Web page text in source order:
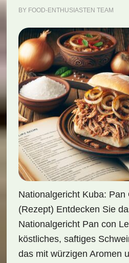
BY FOOD-ENTHUSIASTEN TEAM
Nationalgericht Kuba: Pan
(Rezept) Entdecken Sie
Nationalgericht Pan con
köstliches, saftiges
das mit würzigen Aromen